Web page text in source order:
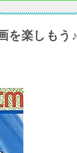
を楽しもう♪